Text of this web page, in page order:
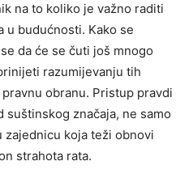
na to koliko je važno raditi
u budućnosti. Kako se
da će se čuti još mnogo
razumijevanju tih
obranu. Pristup pravdi
značaja, ne samo
zajednicu koja teži obnovi
strahota rata.